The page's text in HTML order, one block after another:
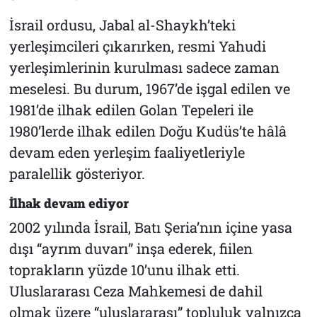
İsrail ordusu, Jabal al-Shaykh’teki
yerleşimcileri çıkarırken, resmi Yahudi
yerleşimlerinin kurulması sadece zaman
meselesi. Bu durum, 1967’de işgal edilen ve
1981’de ilhak edilen Golan Tepeleri ile
1980’lerde ilhak edilen Doğu Kudüs’te hâlâ
devam eden yerleşim faaliyetleriyle
paralellik gösteriyor.
İlhak devam ediyor
2002 yılında İsrail, Batı Şeria’nın içine yasa
dışı “ayrım duvarı” inşa ederek, fiilen
toprakların yüzde 10’unu ilhak etti.
Uluslararası Ceza Mahkemesi de dahil
olmak üzere “uluslararası” topluluk yalnızca